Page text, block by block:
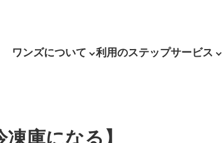
ワンズについて 利用のステップサービス
庫になる】